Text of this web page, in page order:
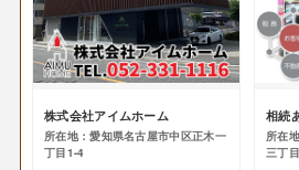
株式会社アイムホーム
所在地：愛知県名古屋市中区正木一
丁目1-4
相続
所在
三丁